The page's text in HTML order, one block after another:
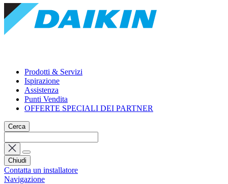
Prodotti & Servizi
Ispirazione
Assistenza
Punti Vendita
OFFERTE SPECIALI DEI PARTNER
Cerca
Chiudi
Contatta un installatore
Navigazione